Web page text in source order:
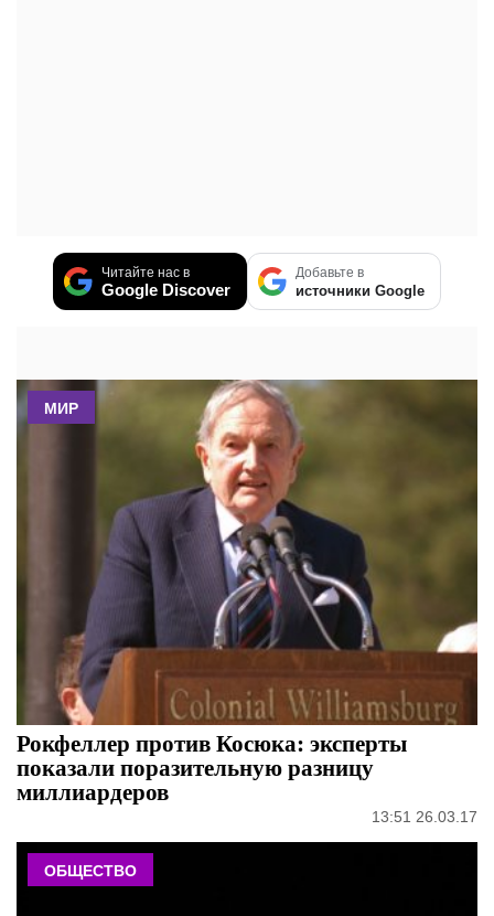
Читайте нас в
Google Discover
Добавьте в
источники Google
МИР
Рокфеллер против Косюка: эксперты
показали поразительную разницу
миллиардеров
13:51 26.03.17
ОБЩЕСТВО